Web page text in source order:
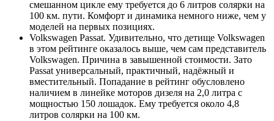
смешанном цикле ему требуется до 6 литров солярки на
100 км. пути. Комфорт и динамика немного ниже, чем у
моделей на первых позициях.
Volkswagen Passat. Удивительно, что детище Volkswagen
в этом рейтинге оказалось выше, чем сам представитель
Volkswagen. Причина в завышенной стоимости. Зато
Passat универсальный, практичный, надёжный и
вместительный. Попадание в рейтинг обусловлено
наличием в линейке моторов дизеля на 2,0 литра с
мощностью 150 лошадок. Ему требуется около 4,8
литров солярки на 100 км.